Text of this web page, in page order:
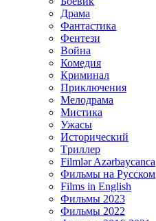
Драма
Фантастика
Фентези
Война
Комедия
Криминал
Приключения
Мелодрама
Мистика
Ужасы
Исторический
Tриллер
Filmlər Azərbaycanca
Фильмы на Русском
Films in English
Фильмы 2023
Фильмы 2022